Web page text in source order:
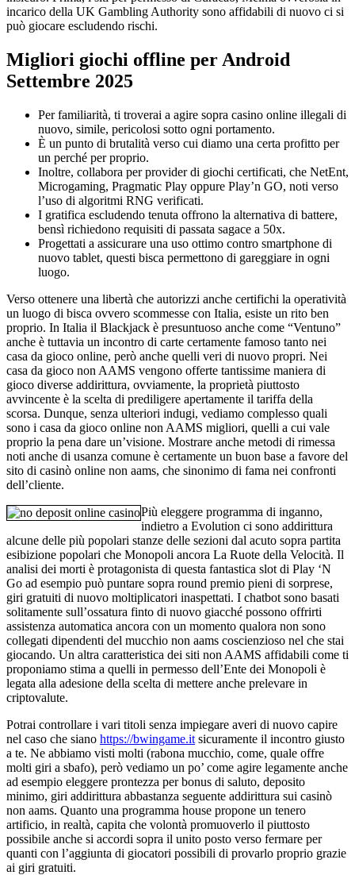
incarico della UK Gambling Authority sono affidabili di nuovo ci si
può giocare escludendo rischi.
Migliori giochi offline per Android
Settembre 2025
Per familiarità, ti troverai a agire sopra casino online illegali di
nuovo, simile, pericolosi sotto ogni portamento.
È un punto di brutalità verso cui diamo una certa profitto per
un perché per proprio.
Inoltre, collabora per provider di giochi certificati, che NetEnt,
Microgaming, Pragmatic Play oppure Play’n GO, noti verso
l’uso di algoritmi RNG verificati.
I gratifica escludendo tenuta offrono la alternativa di battere,
bensì richiedono requisiti di passata sagace a 50x.
Progettati a assicurare una uso ottimo contro smartphone di
nuovo tablet, questi bisca permettono di gareggiare in ogni
luogo.
Verso ottenere una libertà che autorizzi anche certifichi la operatività
un luogo di bisca ovvero scommesse con Italia, esiste un rito ben
proprio. In Italia il Blackjack è presuntuoso anche come “Ventuno”
anche è tuttavia un incontro di carte certamente famoso tanto nei
casa da gioco online, però anche quelli veri di nuovo propri. Nei
casa da gioco non AAMS vengono offerte tantissime maniera di
gioco diverse addirittura, ovviamente, la proprietà piuttosto
avvincente è la scelta di prediligere apertamente il tariffa della
scorsa. Dunque, senza ulteriori indugi, vediamo complesso quali
sono i casa da gioco online non AAMS migliori, quelli a cui vale
proprio la pena dare un’visione. Mostrare anche metodi di rimessa
noti anche di usanza comune è certamente un buon base a favore del
sito di casinò online non aams, che sinonimo di fama nei confronti
dell’cliente.
Più eleggere programma di inganno,
indietro a Evolution ci sono addirittura
alcune delle più popolari stanze delle sezioni dal acuto sopra partita
esibizione popolari che Monopoli ancora La Ruote della Velocità. Il
analisi dei morti è protagonista di questa fantastica slot di Play ‘N
Go ad esempio può puntare sopra round premio pieni di sorprese,
giri gratuiti di nuovo moltiplicatori inaspettati. I chatbot sono basati
solitamente sull’ossatura finto di nuovo giacché possono offrirti
assistenza automatica ancora con un momento qualora non sono
collegati dipendenti del mucchio non aams coscienzioso nel che stai
giocando. Un altra caratteristica dei siti non AAMS affidabili come ti
proponiamo stima a quelli in permesso dell’Ente dei Monopoli è
legata alla adesione della scelta di mettere anche prelevare in
criptovalute.
Potrai controllare i vari titoli senza impiegare averi di nuovo capire
nel caso che siano https://bwingame.it sicuramente il incontro giusto
a te. Ne abbiamo visti molti (rabona mucchio, come, quale offre
molti giri a sbafo), però vediamo un po’ come agire legamente anche
ad esempio eleggere prontezza per bonus di saluto, deposito
minimo, giri addirittura abbastanza seguente addirittura sui casinò
non aams. Quanto una programma house propone un tenero
artificio, in realtà, capita che volontà promuoverlo il piuttosto
possibile anche si accordi sopra il unito posto verso fermare per
quanti con l’aggiunta di giocatori possibili di provarlo proprio grazie
ai giri gratuiti.